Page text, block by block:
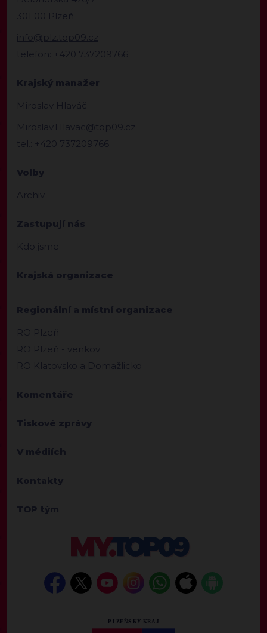
301 00 Plzeň
info@plz.top09.cz
telefon: +420 737209766
Krajský manažer
Miroslav Hlaváč
Miroslav.Hlavac@top09.cz
tel.: +420 737209766
Volby
Archiv
Zastupují nás
Kdo jsme
Krajská organizace
Regionální a místní organizace
RO Plzeň
RO Plzeň - venkov
RO Klatovsko a Domažlicko
Komentáře
Tiskové zprávy
V médiích
Kontakty
TOP tým